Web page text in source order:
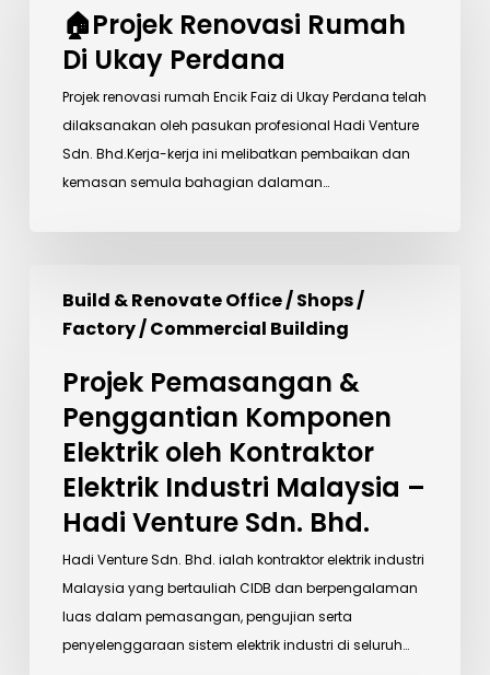
Rumah
Ukay
Perdana
🏠Projek Renovasi Rumah
Di Ukay Perdana
Projek renovasi rumah Encik Faiz di Ukay Perdana telah
dilaksanakan oleh pasukan profesional Hadi Venture
Sdn. Bhd.Kerja-kerja ini melibatkan pembaikan dan
kemasan semula bahagian dalaman…
Build & Renovate Office / Shops /
Factory / Commercial Building
Pemasangan
Komponen
Elektrik
oleh
Kontraktor
Elektrik
Industri
Malaysia
Hadi
Venture
Projek Pemasangan &
Penggantian Komponen
Elektrik oleh Kontraktor
Elektrik Industri Malaysia –
Hadi Venture Sdn. Bhd.
Hadi Venture Sdn. Bhd. ialah kontraktor elektrik industri
Malaysia yang bertauliah CIDB dan berpengalaman
luas dalam pemasangan, pengujian serta
penyelenggaraan sistem elektrik industri di seluruh…